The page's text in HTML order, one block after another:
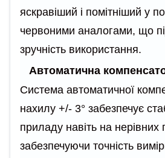
яскравіший і помітніший у
червоними аналогами, що
зручність використання.
Автоматична
Система автоматичної
нахилу +/- 3° забезпечує
приладу навіть на нерівних
забезпечуючи точність